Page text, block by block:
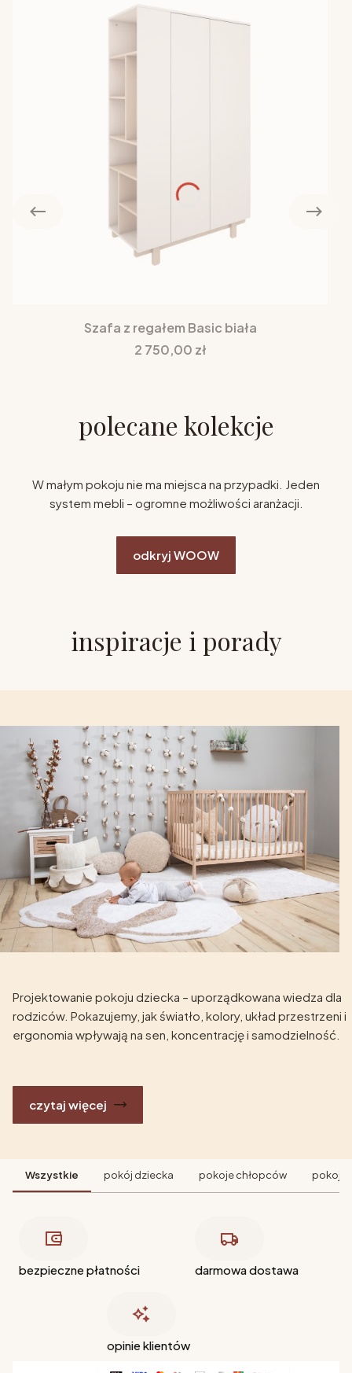
Szafa z regałem Basic biała
Cena
2 750,00 zł
polecane kolekcje
W małym pokoju nie ma miejsca na przypadki. Jeden
system mebli – ogromne możliwości aranżacji.
odkryj WOOW
inspiracje i porady
Projektowanie pokoju dziecka – uporządkowana wiedza dla
rodziców. Pokazujemy, jak światło, kolory, układ przestrzeni i
ergonomia wpływają na sen, koncentrację i samodzielność.
czytaj więcej
Wszystkie pokój dziecka pokoje chłopców pokoje
bezpieczne płatności darmowa dostawa
opinie klientów